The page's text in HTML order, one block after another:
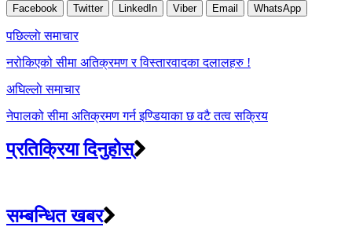
Facebook Twitter LinkedIn Viber Email WhatsApp
Post
navigation
पछिल्लाे समाचार
नरोकिएको सीमा अतिक्रमण र विस्तारवादका दलालहरु !
अघिल्लाे समाचार
नेपालको सीमा अतिक्रमण गर्न इण्डियाका छ वटै तत्व सक्रिय
प्रतिक्रिया दिनुहोस्
सम्बन्धित खबर